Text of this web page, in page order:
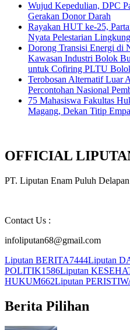
Wujud Kepedulian, DPC
Gerakan Donor Darah
Rayakan HUT ke-25,
Nyata Pelestarian
Dorong Transisi Energi di
Kawasan Industri Bolok
untuk Cofiring PLTU
Terobosan Alternatif Luar
Percontohan Nasional
75 Mahasiswa Fakultas
Magang, Dekan Titip
OFFICIAL
PT. Liputan Enam Puluh
Contact Us :
infoliputan68@gmail.com
Liputan BERITA7444Liputan
POLITIK1586Liputan
HUKUM662Liputan
Berita Pilihan